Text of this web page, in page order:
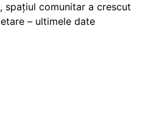
spațiul comunitar a crescut
– ultimele date